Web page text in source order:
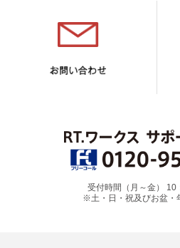
受付時間（月～金） 10
※土・日・祝及びお盆・